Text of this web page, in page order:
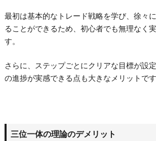
最初は基本的なトレード戦略を学び、徐々
ることができるため、初心者でも無理なく
す。
さらに、ステップごとにクリアな目標が設
の進捗が実感できる点も大きなメリットです
三位一体の理論のデメリット